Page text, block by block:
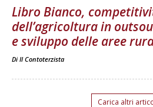
Libro Bianco,
dell’agricoltura in
e sviluppo delle aree
Di Il Contoterzista
Carica altri